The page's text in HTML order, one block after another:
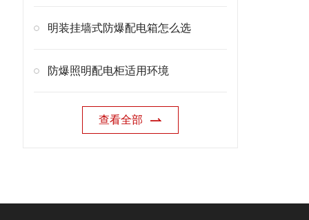
明装挂墙式防爆配电箱怎么选
防爆照明配电柜适用环境
查看全部